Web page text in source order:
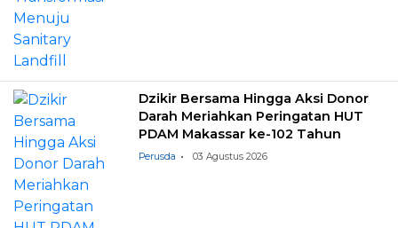
Dzikir Bersama Hingga Aksi Donor
Darah Meriahkan Peringatan HUT
PDAM Makassar ke-102 Tahun
Perusda 03 Agustus 2026